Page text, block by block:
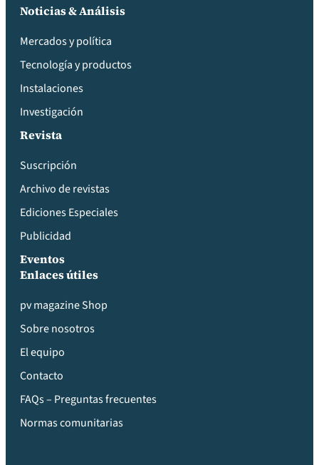
Noticias & Análisis
Mercados y política
Tecnología y productos
Instalaciones
Investigación
Revista
Suscripción
Archivo de revistas
Ediciones Especiales
Publicidad
Eventos
Enlaces útiles
pv magazine Shop
Sobre nosotros
El equipo
Contacto
FAQs – Preguntas frecuentes
Normas comunitarias